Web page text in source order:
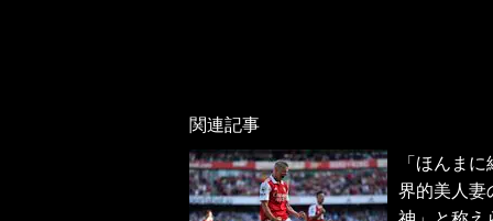
関連記事
「ほんま
界的美人妻